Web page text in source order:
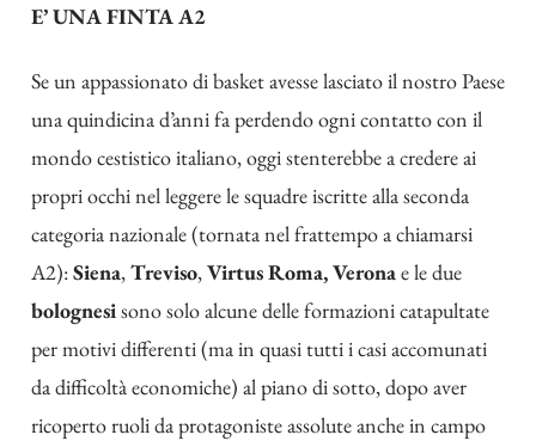
E’ UNA FINTA A2
Se un appassionato di basket avesse lasciato il nostro Paese
una quindicina d’anni fa perdendo ogni contatto con il
mondo cestistico italiano, oggi stenterebbe a credere ai
propri occhi nel leggere le squadre iscritte alla seconda
categoria nazionale (tornata nel frattempo a chiamarsi
A2):Siena,Treviso,Virtus Roma, Veronae le due
bolognesisono solo alcune delle formazioni catapultate
per motivi differenti (ma in quasi tutti i casi accomunati
da difficoltà economiche) al piano di sotto, dopo aver
ricoperto ruoli da protagoniste assolute anche in campo